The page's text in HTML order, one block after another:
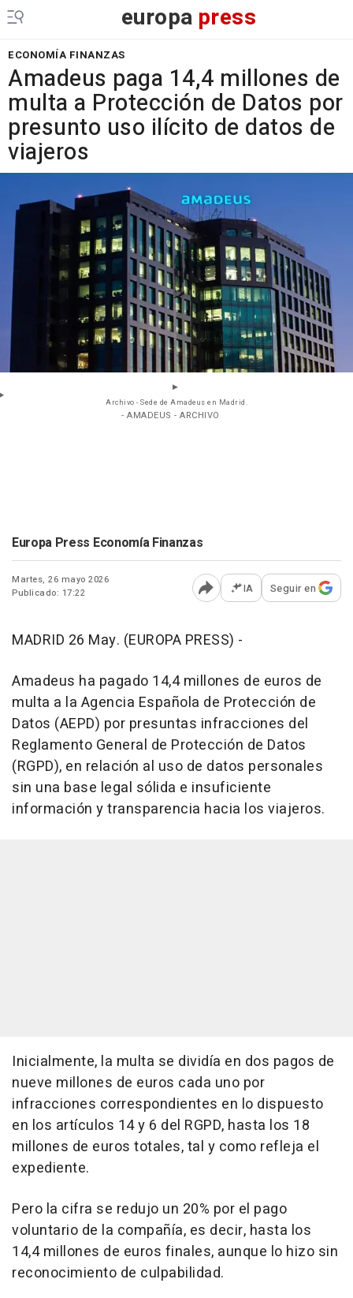
europa press
ECONOMÍA FINANZAS
Amadeus paga 14,4 millones de
multa a Protección de Datos por
presunto uso ilícito de datos de
viajeros
Archivo - Sede de Amadeus en Madrid.
- AMADEUS - ARCHIVO
Europa Press Economía Finanzas
Martes, 26 mayo 2026
Publicado: 17:22
Abrir opciones para
IA Seguir en
MADRID 26 May. (EUROPA PRESS) -
Amadeus ha pagado 14,4 millones de euros de
multa a la Agencia Española de Protección de
Datos (AEPD) por presuntas infracciones del
Reglamento General de Protección de Datos
(RGPD), en relación al uso de datos personales
sin una base legal sólida e insuficiente
información y transparencia hacia los viajeros.
Inicialmente, la multa se dividía en dos pagos de
nueve millones de euros cada uno por
infracciones correspondientes en lo dispuesto
en los artículos 14 y 6 del RGPD, hasta los 18
millones de euros totales, tal y como refleja el
expediente.
Pero la cifra se redujo un 20% por el pago
voluntario de la compañía, es decir, hasta los
14,4 millones de euros finales, aunque lo hizo sin
reconocimiento de culpabilidad.